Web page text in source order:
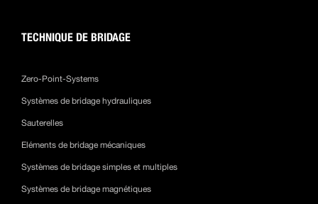
TECHNIQUE DE BRIDAGE
Zero-Point-Systems
Systèmes de bridage hydrauliques
Sauterelles
Eléments de bridage mécaniques
Systèmes de bridage simples et multiples
Systèmes de bridage magnétiques